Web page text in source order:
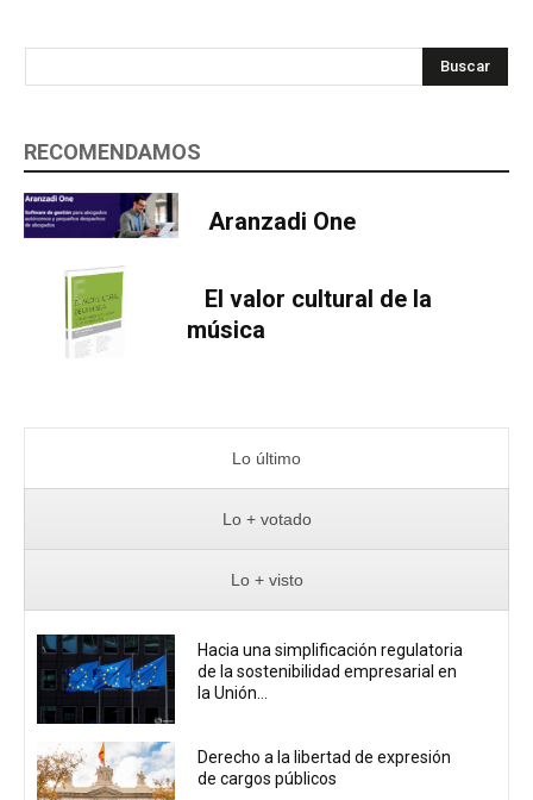
Buscar
RECOMENDAMOS
Aranzadi One
El valor cultural de la
música
Lo último
Lo + votado
Lo + visto
Hacia una simplificación regulatoria
de la sostenibilidad empresarial en
la Unión...
Derecho a la libertad de expresión
de cargos públicos